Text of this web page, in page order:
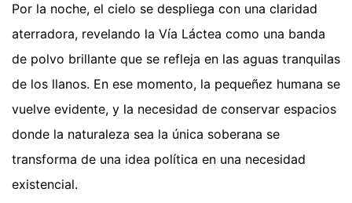
Por la noche, el cielo se despliega con una claridad
aterradora, revelando la Vía Láctea como una banda
de polvo brillante que se refleja en las aguas tranquilas
de los llanos. En ese momento, la pequeñez humana se
vuelve evidente, y la necesidad de conservar espacios
donde la naturaleza sea la única soberana se
transforma de una idea política en una necesidad
existencial.